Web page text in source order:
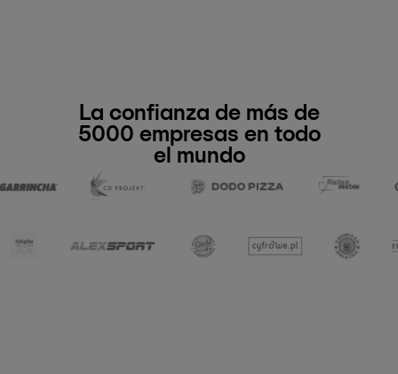
La confianza de más de
5000 empresas en todo
el mundo